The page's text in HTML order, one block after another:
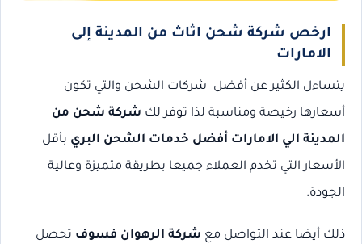
ارخص شركة شحن اثاث من المدينة إلى
الامارات
يتساءل الكثير عن أفضل شركات الشحن والتي تكون
أسعارها رخيصة ومناسبة لذا توفر لك شركة شحن من
المدينة الي الامارات أفضل خدمات الشحن البري بأقل
الأسعار التي تخدم العملاء جميعا بطريقة متميزة وعالية
الجودة.
ذلك أيضا عند التواصل مع شركة الرهوان فسوف تحصل